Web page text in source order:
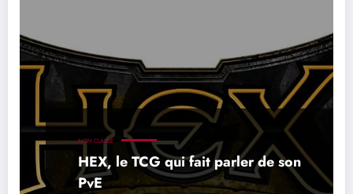
NON CLASSÉ
HEX, le TCG qui fait parler de son
PvE